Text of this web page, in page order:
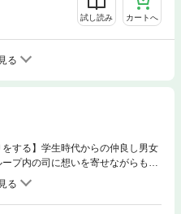
試し読み カートへ
る
する】学生時代からの仲良し男女
プ内の司に想いを寄せながらも、
恋心を秘めていた。しかし司と瑠
持ちが傷み、うまく気持ちが整理
なか、司と瑠衣の結婚式を手伝う